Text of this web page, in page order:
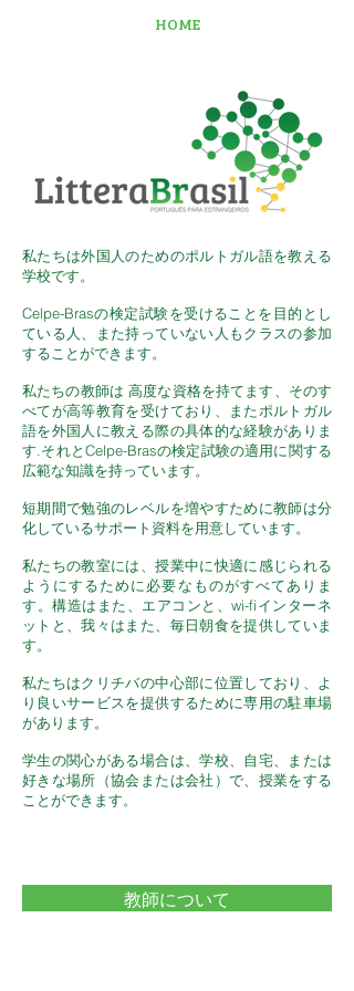
HOME
私たちは外国人のためのポルトガル語を教える
学校です。
Celpe-Brasの検定試験を受けることを目的とし
ている人、また持っていない人もクラスの参加
することができます。
私たちの教師は 高度な資格を持てます、そのす
べてが高等教育を受けており、またポルトガル
語を外国人に教える際の具体的な経験がありま
す.それとCelpe-Brasの検定試験の適用に関する
広範な知識を持っています。
短期間で勉強のレベルを増やすために教師は分
化しているサポート資料を用意しています。
私たちの教室には、授業中に快適に感じられる
ようにするために必要なものがすべてありま
す。構造はまた、エアコンと、wi-fiインターネ
ットと、我々はまた、毎日朝食を提供していま
す。
私たちはクリチバの中心部に位置しており、よ
り良いサービスを提供するために専用の駐車場
があります。
学生の関心がある場合は、学校、自宅、または
好きな場所（協会または会社）で、授業をする
ことができます。
教師について